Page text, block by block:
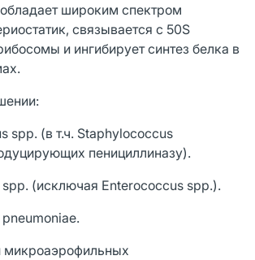
широким спектром
связывается с 50S
и ингибирует синтез белка в
spp. (в т.ч. Staphylococcus
пенициллиназу).
(исключая Enterococcus spp.).
микроаэрофильных